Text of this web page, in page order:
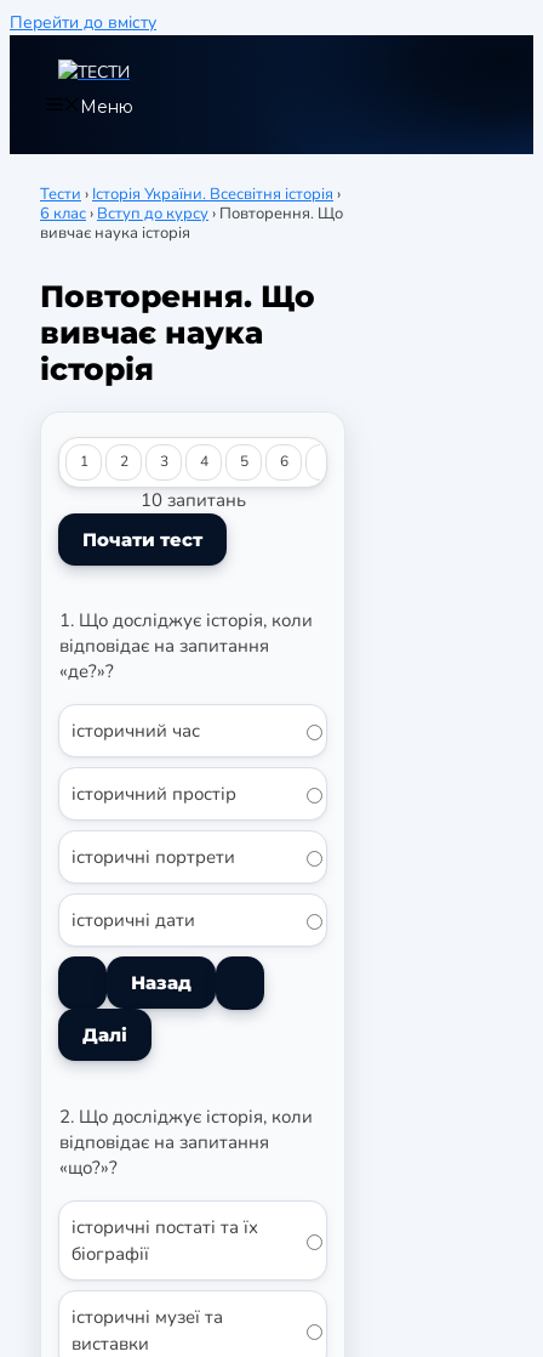
Перейти до вмісту
Меню
Тести › Історія України. Всесвітня історія ›
6 клас› Вступ до курсу› Повторення. Що
вивчає наука історія
Повторення. Що
вивчає наука
історія
1 2 3 4 5 6
10 запитань
1. Що досліджує історія, коли
відповідає на запитання
«де?»?
історичний час
історичний простір
історичні портрети
історичні дати
2. Що досліджує історія, коли
відповідає на запитання
«що?»?
історичні постаті та їх
біографії
історичні музеї та
виставки